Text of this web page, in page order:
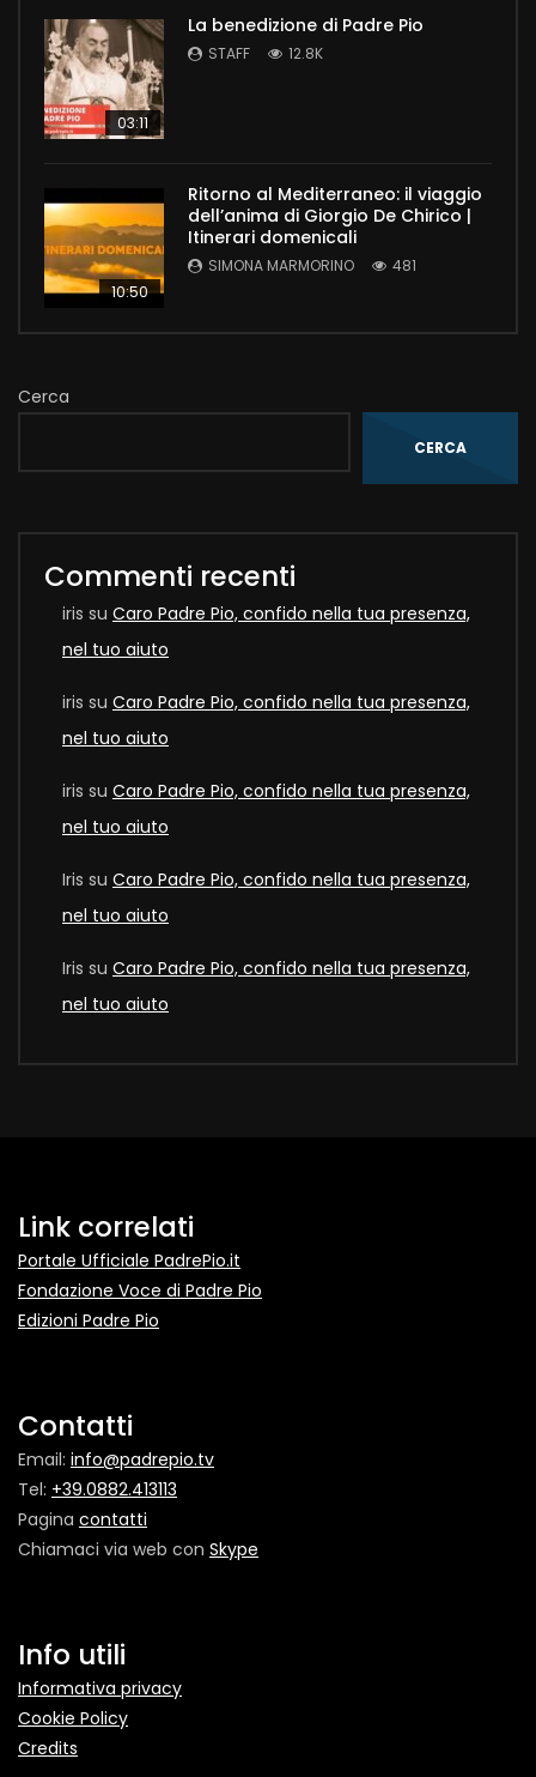
03:11
La benedizione di Padre Pio
STAFF 12.8K
10:50
Ritorno al Mediterraneo: il viaggio
dell’anima di Giorgio De Chirico |
Itinerari domenicali
SIMONA MARMORINO 481
Cerca
CERCA
Commenti recenti
iris su Caro Padre Pio, confido nella tua presenza,
nel tuo aiuto
iris su Caro Padre Pio, confido nella tua presenza,
nel tuo aiuto
iris su Caro Padre Pio, confido nella tua presenza,
nel tuo aiuto
Iris su Caro Padre Pio, confido nella tua presenza,
nel tuo aiuto
Iris su Caro Padre Pio, confido nella tua presenza,
nel tuo aiuto
Link correlati
Portale Ufficiale PadrePio.it
Fondazione Voce di Padre Pio
Edizioni Padre Pio
Contatti
Email: info@padrepio.tv
Tel: +39.0882.413113
Pagina contatti
Chiamaci via web con Skype
Info utili
Informativa privacy
Cookie Policy
Credits